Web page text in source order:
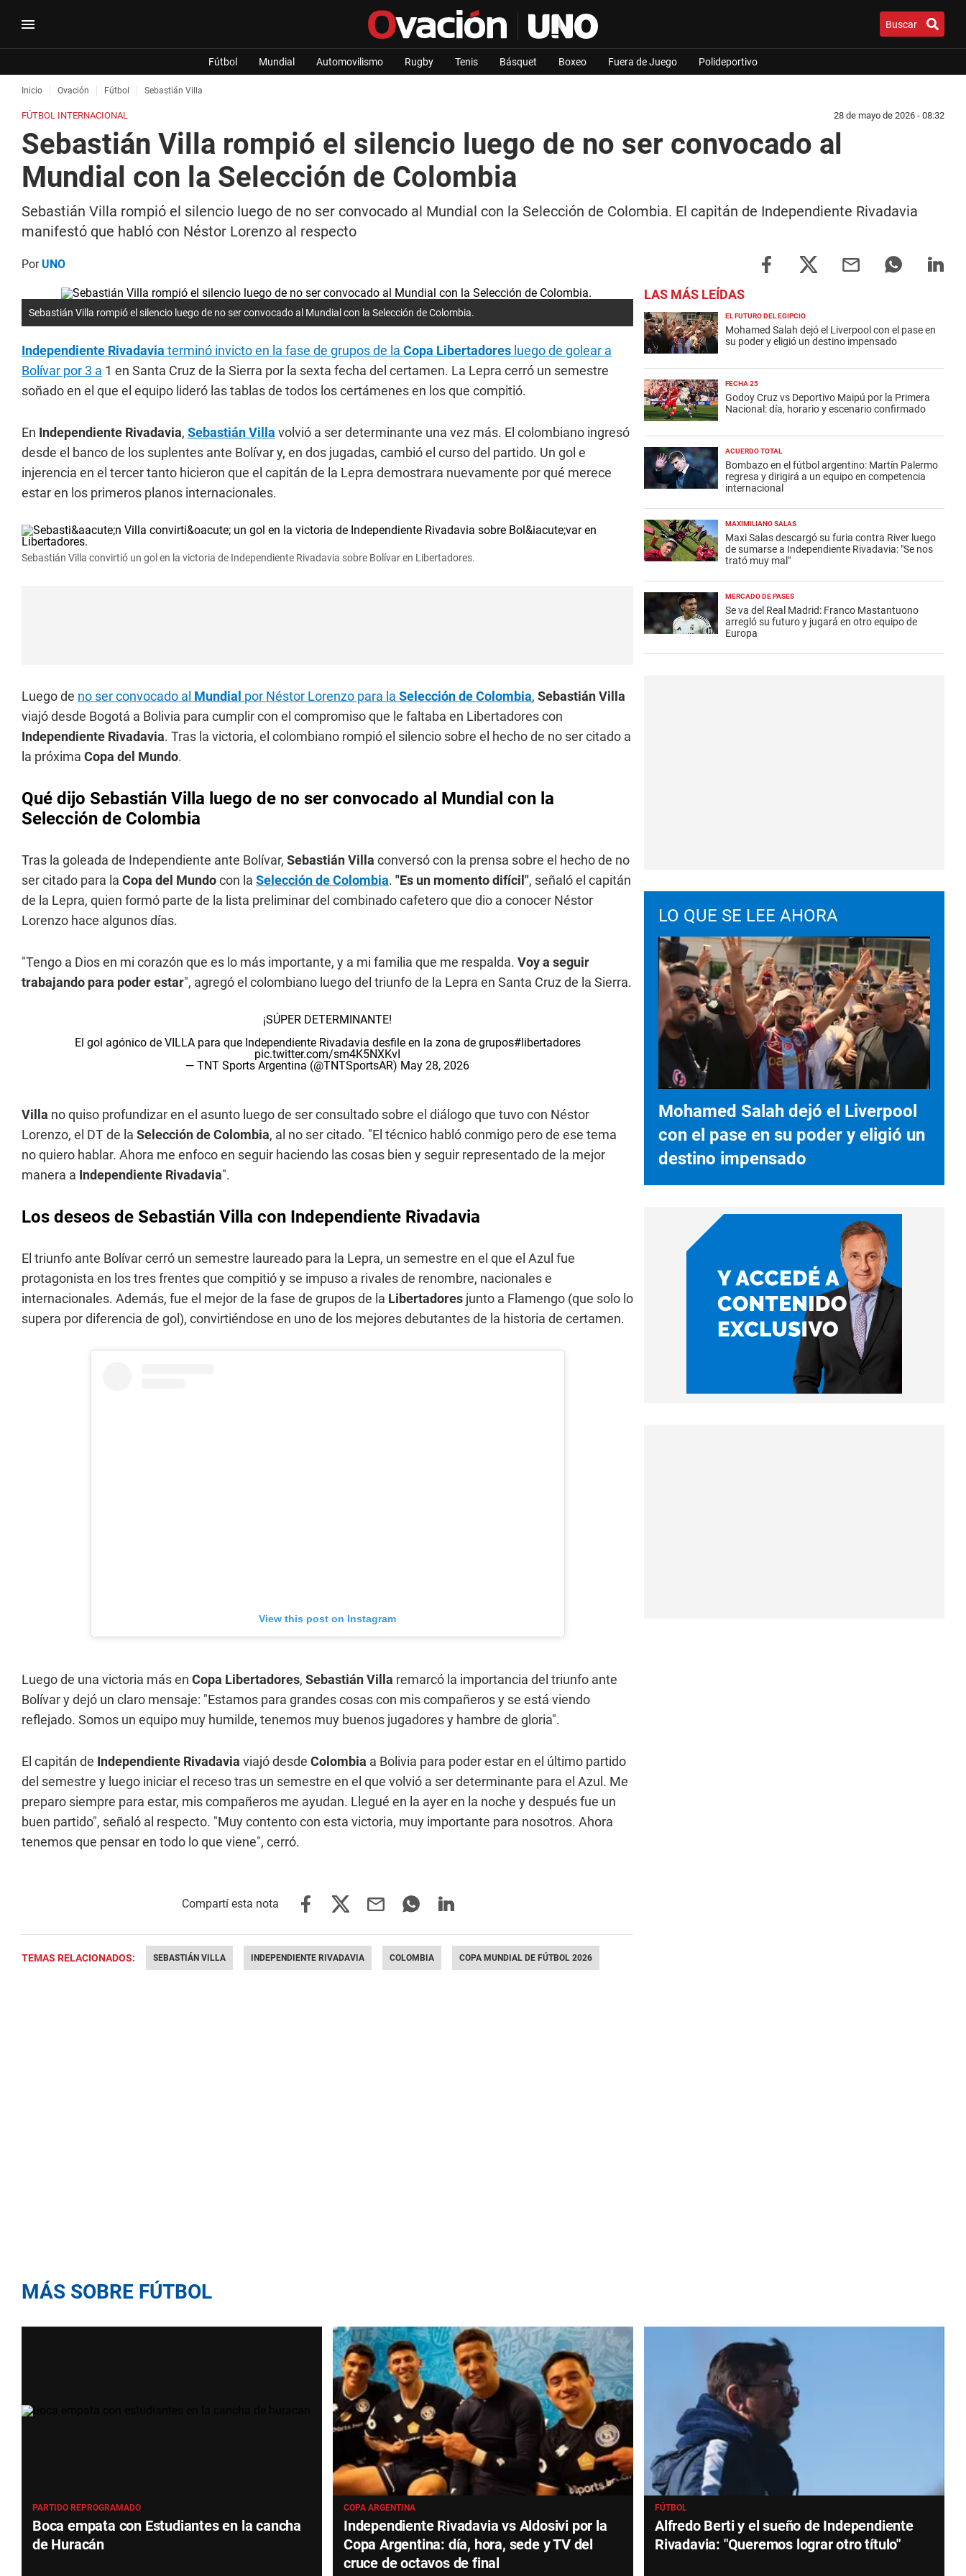
Buscar
Fútbol Mundial Automovilismo Rugby Tenis Básquet Boxeo Fuera de Juego Polideportivo
Inicio Ovación Fútbol Sebastián Villa
FÚTBOL INTERNACIONAL 28 de mayo de 2026 - 08:32
Sebastián Villa rompió el silencio luego de no ser convocado al
Mundial con la Selección de Colombia
Sebastián Villa rompió el silencio luego de no ser convocado al Mundial con la Selección de Colombia. El capitán de Independiente Rivadavia
manifestó que habló con Néstor Lorenzo al respecto
PorUNO
Sebastián Villa rompió el silencio luego de no ser convocado al Mundial con la Selección de Colombia.
Independiente Rivadavia terminó invicto en la fase de grupos de la Copa Libertadores luego de golear a
Bolívar por 3 a 1 en Santa Cruz de la Sierra por la sexta fecha del certamen. La Lepra cerró un semestre
soñado en el que el equipo lideró las tablas de todos los certámenes en los que compitió.
En Independiente Rivadavia, Sebastián Villa volvió a ser determinante una vez más. El colombiano ingresó
desde el banco de los suplentes ante Bolívar y, en dos jugadas, cambió el curso del partido. Un gol e
injerencia en el tercer tanto hicieron que el capitán de la Lepra demostrara nuevamente por qué merece
estar en los primeros planos internacionales.
Sebastián Villa convirtió un gol en la victoria de Independiente Rivadavia sobre Bolívar en Libertadores.
Luego de no ser convocado al Mundial por Néstor Lorenzo para la Selección de Colombia, Sebastián Villa
viajó desde Bogotá a Bolivia para cumplir con el compromiso que le faltaba en Libertadores con
Independiente Rivadavia. Tras la victoria, el colombiano rompió el silencio sobre el hecho de no ser citado a
la próxima Copa del Mundo.
Qué dijo Sebastián Villa luego de no ser convocado al Mundial con la
Selección de Colombia
Tras la goleada de Independiente ante Bolívar, Sebastián Villa conversó con la prensa sobre el hecho de no
ser citado para la Copa del Mundocon la Selección de Colombia. "Es un momento difícil", señaló el capitán
de la Lepra, quien formó parte de la lista preliminar del combinado cafetero que dio a conocer Néstor
Lorenzo hace algunos días.
"Tengo a Dios en mi corazón que es lo más importante, y a mi familia que me respalda. Voy a seguir
trabajando para poder estar", agregó el colombiano luego del triunfo de la Lepra en Santa Cruz de la Sierra.
¡SÚPER DETERMINANTE!
El gol agónico de VILLA para que Independiente Rivadavia desfile en la zona de grupos#libertadores
pic.twitter.com/sm4K5NXKvI
— TNT Sports Argentina (@TNTSportsAR) May 28, 2026
Villa no quiso profundizar en el asunto luego de ser consultado sobre el diálogo que tuvo con Néstor
Lorenzo, el DT de la Selección de Colombia, al no ser citado. "El técnico habló conmigo pero de ese tema
no quiero hablar. Ahora me enfoco en seguir haciendo las cosas bien y seguir representado de la mejor
manera a Independiente Rivadavia".
Los deseos de Sebastián Villa con Independiente Rivadavia
El triunfo ante Bolívar cerró un semestre laureado para la Lepra, un semestre en el que el Azul fue
protagonista en los tres frentes que compitió y se impuso a rivales de renombre, nacionales e
internacionales. Además, fue el mejor de la fase de grupos de la Libertadores junto a Flamengo (que solo lo
supera por diferencia de gol), convirtiéndose en uno de los mejores debutantes de la historia de certamen.
View this post on Instagram
Luego de una victoria más en Copa Libertadores, Sebastián Villa remarcó la importancia del triunfo ante
Bolívar y dejó un claro mensaje: "Estamos para grandes cosas con mis compañeros y se está viendo
reflejado. Somos un equipo muy humilde, tenemos muy buenos jugadores y hambre de gloria".
El capitán de Independiente Rivadavia viajó desde Colombia a Bolivia para poder estar en el último partido
del semestre y luego iniciar el receso tras un semestre en el que volvió a ser determinante para el Azul. Me
preparo siempre para estar, mis compañeros me ayudan. Llegué en la ayer en la noche y después fue un
buen partido", señaló al respecto. "Muy contento con esta victoria, muy importante para nosotros. Ahora
tenemos que pensar en todo lo que viene", cerró.
TEMAS RELACIONADOS: SEBASTIÁN VILLA INDEPENDIENTE RIVADAVIA COLOMBIA COPA MUNDIAL DE FÚTBOL 2026
LAS MÁS LEÍDAS
EL FUTURO DEL EGIPCIO
Mohamed Salah dejó el Liverpool con el pase en
su poder y eligió un destino impensado
FECHA 25
Godoy Cruz vs Deportivo Maipú por la Primera
Nacional: día, horario y escenario confirmado
ACUERDO TOTAL
Bombazo en el fútbol argentino: Martín Palermo
regresa y dirigirá a un equipo en competencia
internacional
MAXIMILIANO SALAS
Maxi Salas descargó su furia contra River luego
de sumarse a Independiente Rivadavia: "Se nos
trató muy mal"
MERCADO DE PASES
Se va del Real Madrid: Franco Mastantuono
arregló su futuro y jugará en otro equipo de
Europa
LO QUE SE LEE AHORA
Mohamed Salah dejó el Liverpool
con el pase en su poder y eligió un
destino impensado
MÁS SOBRE FÚTBOL
PARTIDO REPROGRAMADO
Boca empata con Estudiantes en la cancha
de Huracán
COPA ARGENTINA
Independiente Rivadavia vs Aldosivi por la
Copa Argentina: día, hora, sede y TV del
cruce de octavos de final
FÚTBOL
Alfredo Berti y el sueño de Independiente
Rivadavia: "Queremos lograr otro título"